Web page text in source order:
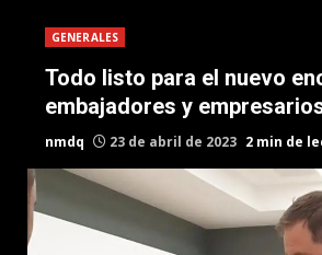
GENERALES
Todo listo para el nuevo
embajadores y
nmdq 23 de abril de 2023 2 min de